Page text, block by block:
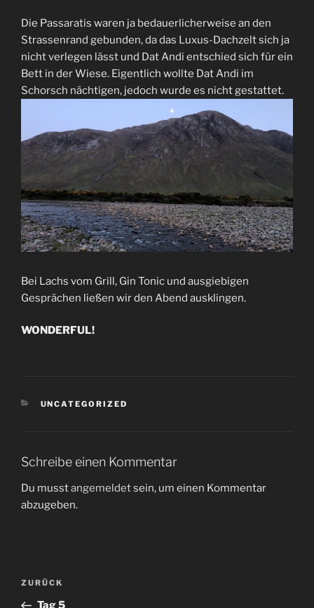
Die Passaratis waren ja bedauerlicherweise an den
Strassenrand gebunden, da das Luxus-Dachzelt sich ja
nicht verlegen lässt und Dat Andi entschied sich für ein
Bett in der Wiese. Eigentlich wollte Dat Andi im
Schorsch nächtigen, jedoch wurde es nicht gestattet.
Bei Lachs vom Grill, Gin Tonic und ausgiebigen
Gesprächen ließen wir den Abend ausklingen.
WONDERFUL!
KATEGORIEN
UNCATEGORIZED
Schreibe einen Kommentar
Du musstangemeldetsein, um einen Kommentar
abzugeben.
Beitragsnavigation
Vorheriger
Beitrag
ZURÜCK
Tag 5